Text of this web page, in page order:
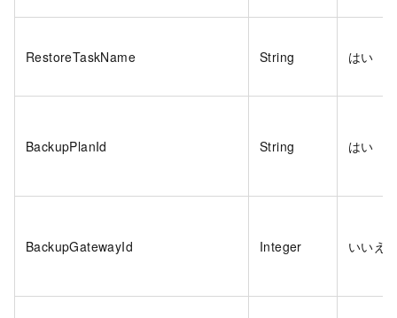
RestoreTaskName String はい
BackupPlanId String はい
BackupGatewayId Integer いいえ